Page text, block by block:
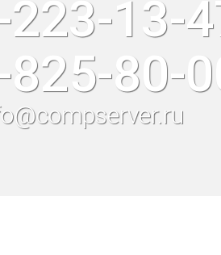
13-
80-